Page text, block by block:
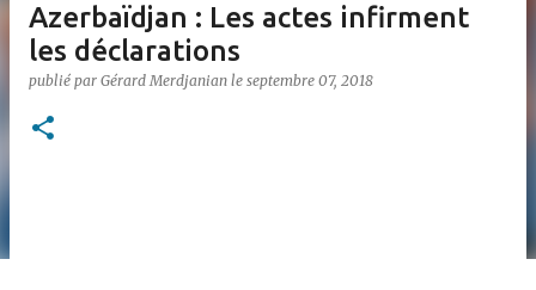
Azerbaïdjan : Les actes infirment
les déclarations
publié par Gérard Merdjanian le septembre 07, 2018